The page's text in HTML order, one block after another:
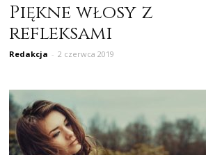
Piękne włosy z
refleksami
Redakcja - 2 czerwca 2019